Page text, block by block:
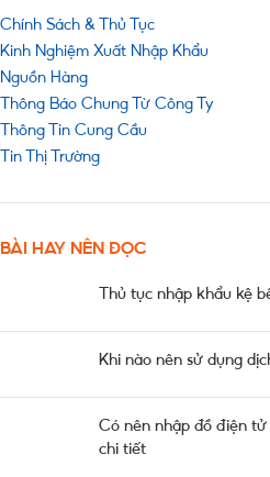
Chính Sách & Thủ Tục
Kinh Nghiệm Xuất Nhập Khẩu
Nguồn Hàng
Thông Báo Chung Từ Công Ty
Thông Tin Cung Cầu
Tin Thị Trường
BÀI HAY NÊN ĐỌC
Thủ tục nhập khẩu kệ
Khi nào nên sử dụng
Có nên nhập đồ điện tử
chi tiết